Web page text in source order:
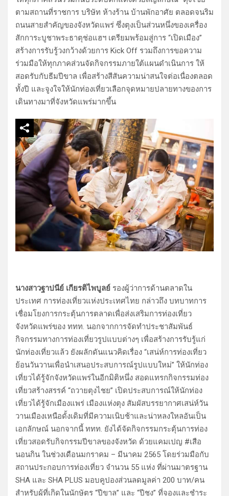
ตามสถานที่ราชการ บริษัท ห้างร้าน บ้านพักอาศัย ตลอดจนริม
ถนนสายสำคัญของจังหวัดแพร่ ซึ่งตุงเป็นส่วนหนึ่งของเครื่อง
สักการะบูชาพระธาตุช่อแฮฯ เตรียมพร้อมสู่การ “เปิดเมือง”
สร้างการรับรู้วงกว้างด้วยการ Kick Off รวมถึงการขอความ
ร่วมมือให้ทุกภาคส่วนจัดกิจกรรมภายใต้แผนดำเนินการ ให้
สอดรับกับธีมปีขาล เพื่อสร้างสีสันความน่าสนใจต่อเนื่องตลอด
ทั้งปี และจูงใจให้นักท่องเที่ยวเลือกจุดหมายปลายทางของการ
เดินทางมาที่จังหวัดแพร่มากขึ้น
นางสาวฐาปนีย์ เกียรติไพบูลย์ รองผู้ว่าการด้านตลาดใน
ประเทศ การท่องเที่ยวแห่งประเทศไทย กล่าวถึง บทบาทการ
เชื่อมโยงการกระตุ้นการตลาดเพื่อส่งเสริมการท่องเที่ยว
จังหวัดแพร่ของ ททท. นอกจากการจัดทำประชาสัมพันธ์
กิจกรรมทางการท่องเที่ยวรูปแบบต่างๆ เพื่อสร้างการรับรู้แก่
นักท่องเที่ยวแล้ว ยังผลักดันแนวคิดเรื่อง “เสน่ห์การท่องเที่ยว
ย้อนวันวานเพื่อนำเสนอประสบการณ์รูปแบบใหม่” ให้นักท่อง
เที่ยวได้รู้จักจังหวัดแพร่ในอีกมิติหนึ่ง สอดแทรกกิจกรรมท่อง
เที่ยวสร้างสรรค์ “ถวายตุงไชย” เปิดประสบการณ์ให้นักท่อง
เที่ยวได้รู้จักเมืองแพร่ เมืองแห่งตุง สัมผัสบรรยากาศเสน่ห์วัน
วานเมืองเหนือดั้งเดิมที่มีความเนิบช้าและน่าหลงใหลอันเป็น
เอกลักษณ์ นอกจากนี้ ททท. ยังได้จัดกิจกรรมกระตุ้นการท่อง
เที่ยวสอดรับกิจกรรมปีขาลของจังหวัด ด้วยแคมเปญ #เสือ
นอนกิน ในช่วงเดือนมกราคม – มีนาคม 2565 โดยร่วมมือกับ
สถานประกอบการท่องเที่ยว จำนวน 55 แห่ง ที่ผ่านมาตรฐาน
SHA และ SHA PLUS มอบคูปองส่วนลดมูลค่า 200 บาท/คน
สำหรับผู้ที่เกิดในนักษัตร “ปีขาล” และ “ปีชง” ที่จองและชำระ